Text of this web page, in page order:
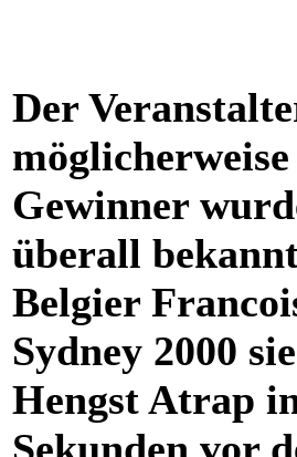
Der
Gewinner
überall
Belgier
Sydney 2000
Hengst Atrap